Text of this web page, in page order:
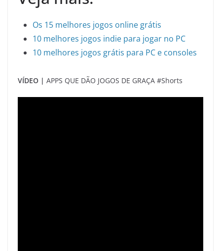
Os 15 melhores jogos online grátis
10 melhores jogos indie para jogar no PC
10 melhores jogos grátis para PC e consoles
VÍDEO | APPS QUE DÃO JOGOS DE GRAÇA #Shorts